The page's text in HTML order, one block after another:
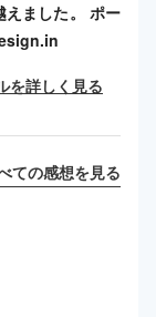
えました。 ポー
を詳しく見る
ての感想を見る